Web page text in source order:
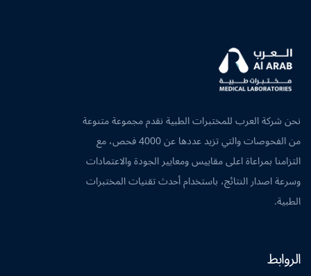
نحن شركة العرب للمختبرات الطبية نقدم مجموعة متنوعة
من الفحوصات والتي تزيد عددها عن 4000 فحص، مع
التزامنا بمراعاة اعلى مقاييس ومعايير الجودة والاعتمادات
وسرعة اصدار النتائج، باستخدام أحدث تقنيات المختبرات
الطبية.
الروابط